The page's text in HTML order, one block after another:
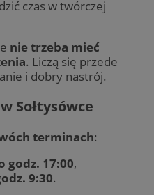
czas w twórczej
nie trzeba mieć
. Liczą się przede
i dobry nastrój.
Sołtysówce
terminach:
godz. 17:00,
9:30.